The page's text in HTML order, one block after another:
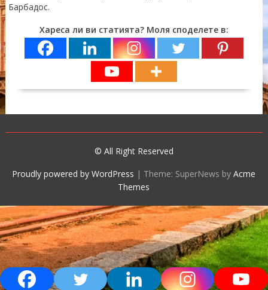
Барбадос.
Хареса ли ви статията? Моля споделете в:
© All Right Reserved
Proudly powered by WordPress | Theme: SuperNews byAcme
Themes